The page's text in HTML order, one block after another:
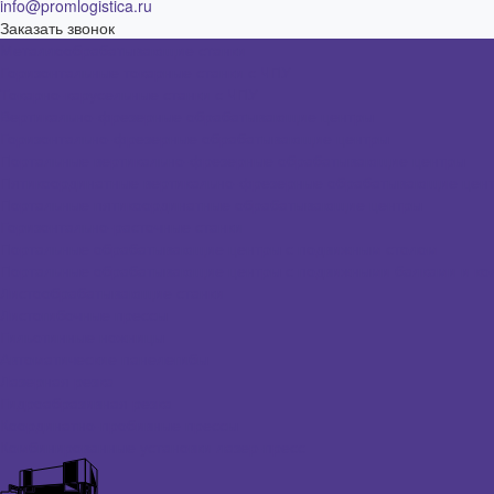
info@promlogistica.ru
Заказать звонок